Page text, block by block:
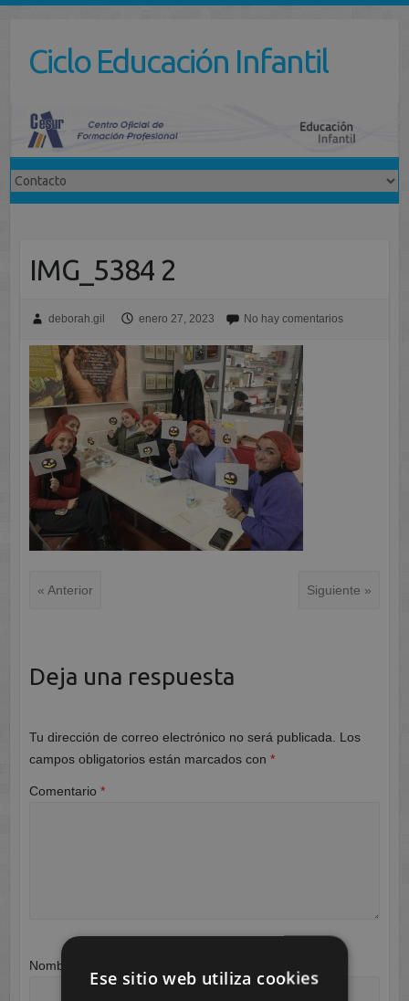
contenidoCiclo Educación Infantil
IMG_5384 2
deborah.gil enero 27, 2023 No hay comentarios
« Anterior Siguiente »
Deja una respuesta
Tu dirección de correo electrónico no será publicada.
Los
campos obligatorios están marcados con *
Comentario *
Nombre
Ese sitio web utiliza cookies